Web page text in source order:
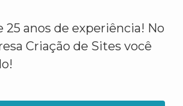
25 anos de experiência! No
Criação de Sites você